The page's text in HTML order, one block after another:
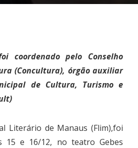
coordenado pelo Conselho
(Concultura), órgão auxiliar
de Cultura, Turismo e
Literário de Manaus (Flim),foi
15 e 16/12, no teatro Gebes